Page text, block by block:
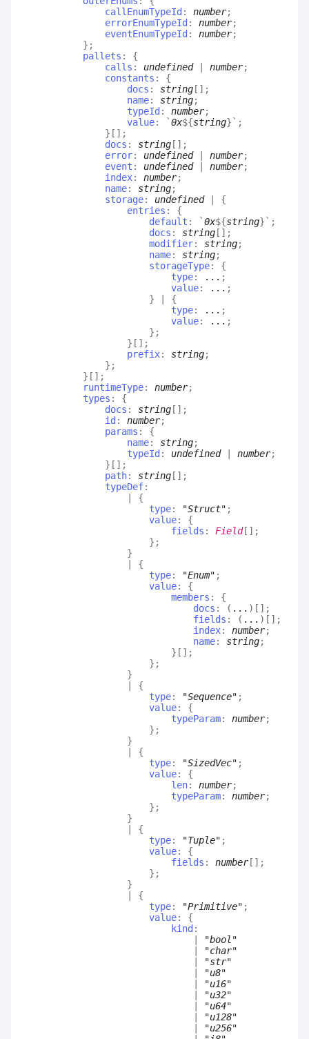
callEnumTypeId : number;
errorEnumTypeId : number;
eventEnumTypeId : number;
} ;
pallets : {
calls : undefined| number;
constants : {
docs : string [] ;
name: string;
typeId : number;
value: `0x${string} ` ;
} [] ;
docs : string [] ;
error: undefined| number;
event : undefined| number;
index: number;
name: string;
storage: undefined| {
entries : {
default : `0x${string} ` ;
docs : string [] ;
modifier: string;
name: string;
storageType: {
type: ... ;
value: ... ;
}
{
type: ... ;
value: ... ;
} ;
} [] ;
prefix: string;
} ;
} [] ;
runtimeType: number;
types : {
docs : string [] ;
id : number;
params : {
name: string;
typeId : undefined| number;
} [] ;
path: string [] ;
typeDef:
{
type: "Struct" ;
value: {
fields : Field[] ;
} ;
}
{
type: "Enum" ;
value: {
members : {
docs : ( ... ) [] ;
fields : ( ... ) [] ;
index: number;
name: string;
} [] ;
} ;
}
{
type: "Sequence" ;
value: {
typeParam: number;
} ;
}
{
type: "SizedVec" ;
value: {
len: number;
typeParam: number;
} ;
}
{
type: "Tuple" ;
value: {
fields : number[] ;
} ;
}
{
type: "Primitive" ;
value: {
kind :
"bool"
"char"
"str"
"u8"
"u16"
"u32"
"u64"
"u128"
"u256"